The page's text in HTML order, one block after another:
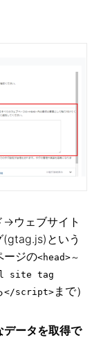
→ウェブサイト
という
ージの<head>～
site tag
</script> まで）
データを取得で